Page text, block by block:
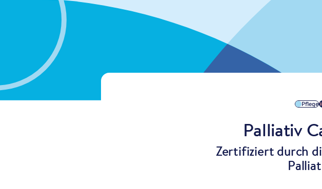
Pflege
Palliativ
Zertifiziert durch